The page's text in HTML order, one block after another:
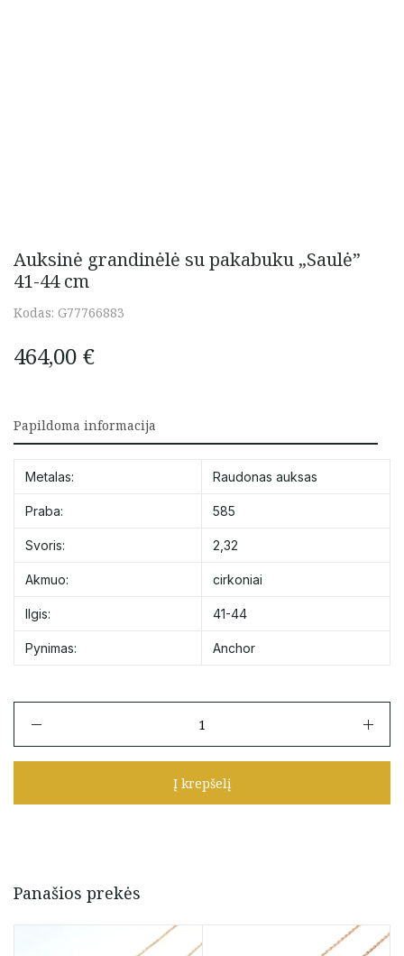
Auksinė grandinėlė su pakabuku „Saulė”
41-44 cm
Kodas: G77766883
464,00 €
Papildoma informacija
Metalas: Raudonas auksas
Praba: 585
Svoris: 2,32
Akmuo: cirkoniai
Ilgis: 41-44
Pynimas: Anchor
Auksinė
pakabuku
cm
Į krepšelį
Panašios prekės